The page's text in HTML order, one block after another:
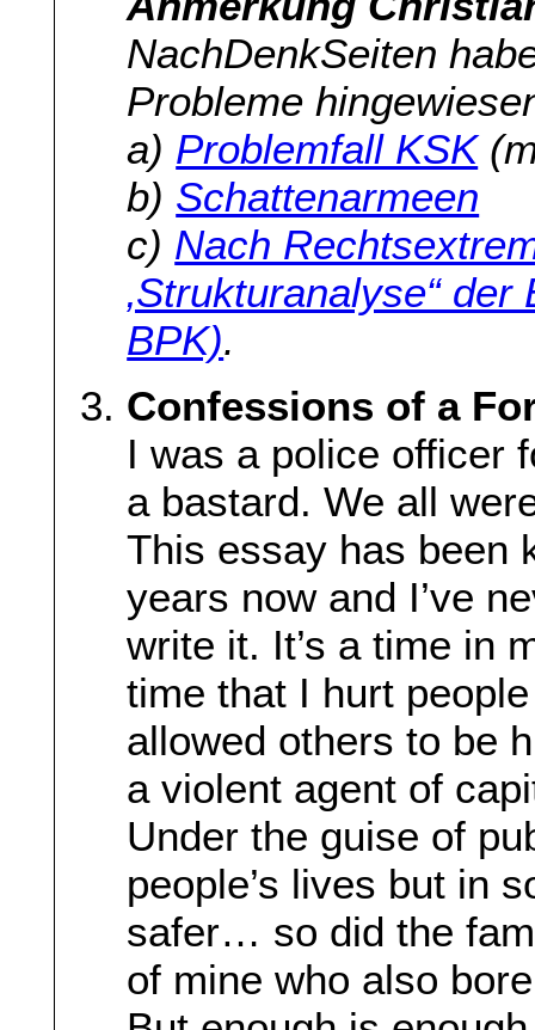
NachDenkSeiten
Probleme
a) Problemfall KSK
b) Schattenarmeen
c) Nach
‚Strukturanalyse“
BPK).
Confessions of a
I was a police officer
a bastard. We all
This essay has been
years now and I’ve
write it. It’s a time in
time that I hurt
allowed others to be
a violent agent of
Under the guise of
people’s lives but in
safer… so did the
of mine who also